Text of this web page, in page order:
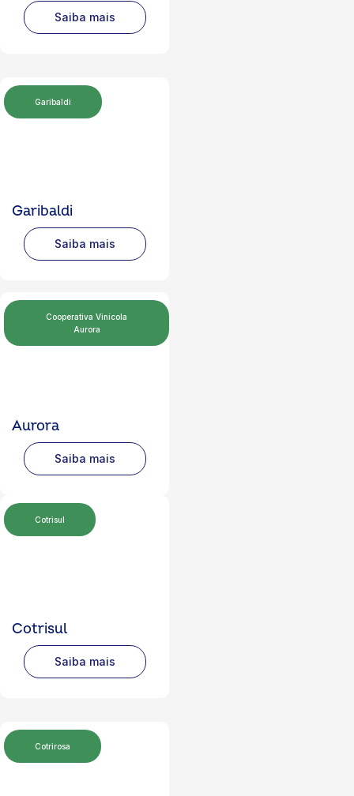
Saiba mais
Garibaldi
Garibaldi
Saiba mais
Cooperativa Vinícola
Aurora
Aurora
Saiba mais
Cotrisul
Cotrisul
Saiba mais
Cotrirosa